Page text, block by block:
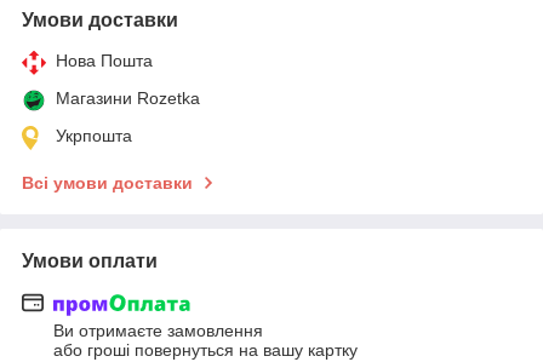
Умови доставки
Нова Пошта
Магазини Rozetka
Укрпошта
Всі умови доставки
Умови оплати
Ви отримаєте замовлення
або гроші повернуться на вашу картку